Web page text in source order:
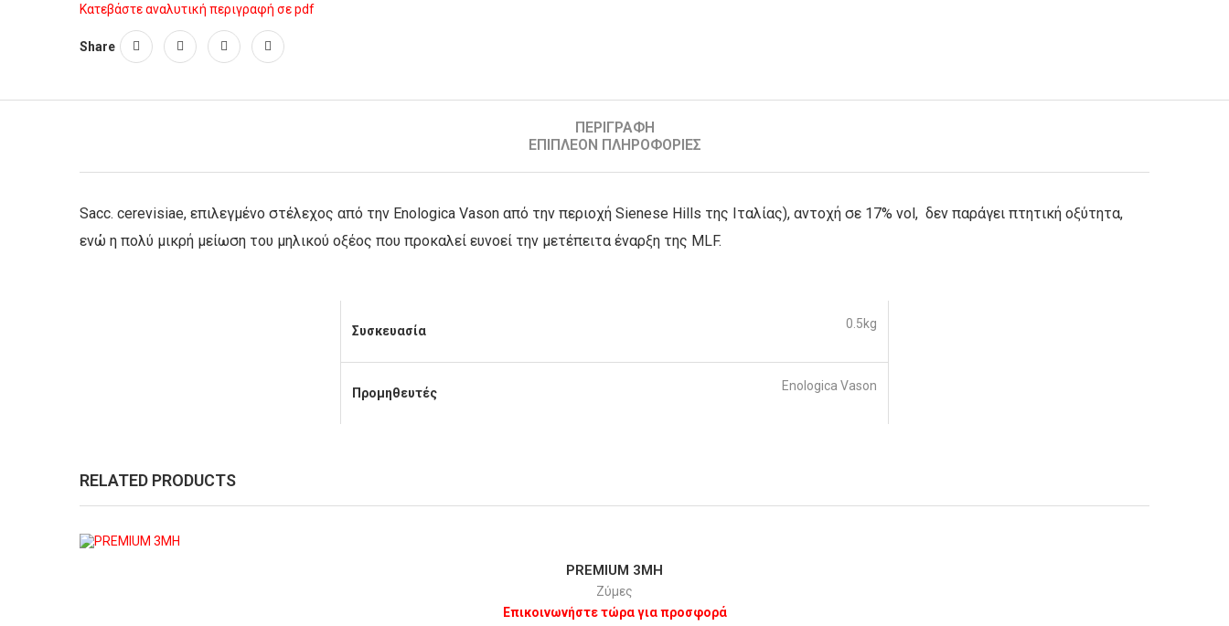
Κατεβάστε αναλυτική περιγραφή σε pdf
Share
ΠΕΡΙΓΡΑΦΉ
ΕΠΙΠΛΈΟΝ ΠΛΗΡΟΦΟΡΊΕΣ
Sacc. cerevisiae, επιλεγμένο στέλεχος από την Enologica Vason από την περιοχή Sienese Hills της Ιταλίας), αντοχή σε 17% vol, δεν παράγει πτητική οξύτητα,
ενώ η πολύ μικρή μείωση του μηλικού οξέος που προκαλεί ευνοεί την μετέπειτα έναρξη της MLF.
Συσκευασία 0.5kg
Προμηθευτές Enologica Vason
RELATED PRODUCTS
PREMIUM 3MH
Ζύμες
Επικοινωνήστε τώρα για προσφορά